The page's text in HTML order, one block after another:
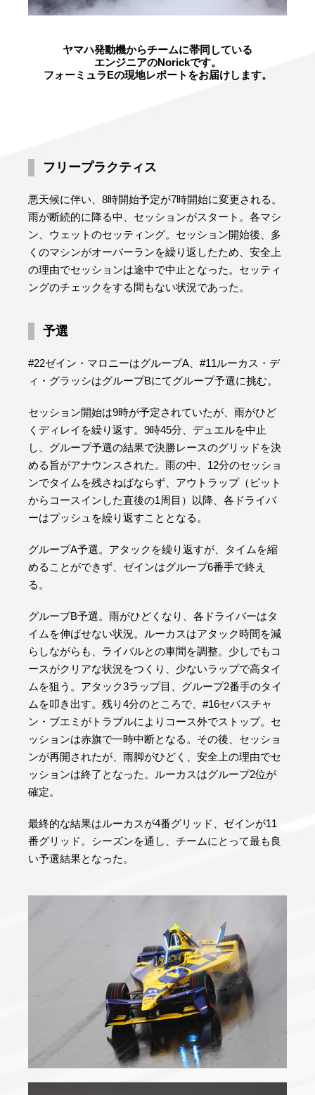
ヤマハ発動機からチームに帯同している
エンジニアのNorickです。
フォーミュラEの現地レポートをお届けします。
フリープラクティス
悪天候に伴い、8時開始予定が7時開始に変更される。
雨が断続的に降る中、セッションがスタート。各マシ
ン、ウェットのセッティング。セッション開始後、多
くのマシンがオーバーランを繰り返したため、安全上
の理由でセッションは途中で中止となった。セッティ
ングのチェックをする間もない状況であった。
予選
#22ゼイン・マロニーはグループA、#11ルーカス・デ
ィ・グラッシはグループBにてグループ予選に挑む。
セッション開始は9時が予定されていたが、雨がひど
くディレイを繰り返す。9時45分、デュエルを中止
し、グループ予選の結果で決勝レースのグリッドを決
める旨がアナウンスされた。雨の中、12分のセッショ
ンでタイムを残さねばならず、アウトラップ（ピット
からコースインした直後の1周目）以降、各ドライバ
ーはプッシュを繰り返すこととなる。
グループA予選。アタックを繰り返すが、タイムを縮
めることができず、ゼインはグループ6番手で終え
る。
グループB予選。雨がひどくなり、各ドライバーはタ
イムを伸ばせない状況。ルーカスはアタック時間を減
らしながらも、ライバルとの車間を調整。少しでもコ
ースがクリアな状況をつくり、少ないラップで高タイ
ムを狙う。アタック3ラップ目、グループ2番手のタイ
ムを叩き出す。残り4分のところで、#16セバスチャ
ン・ブエミがトラブルによりコース外でストップ。セ
ッションは赤旗で一時中断となる。その後、セッショ
ンが再開されたが、雨脚がひどく、安全上の理由でセ
ッションは終了となった。ルーカスはグループ2位が
確定。
最終的な結果はルーカスが4番グリッド、ゼインが11
番グリッド。シーズンを通し、チームにとって最も良
い予選結果となった。